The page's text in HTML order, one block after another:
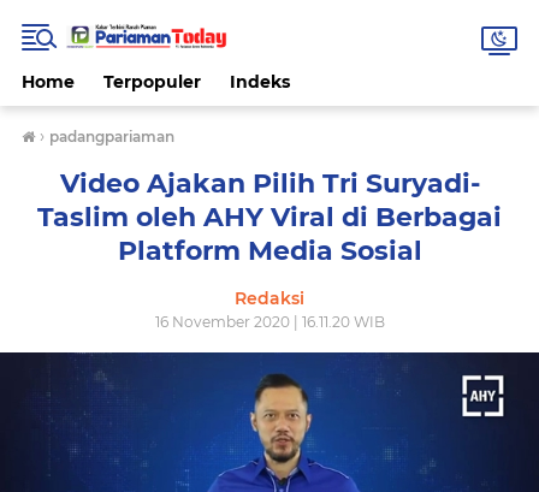
Home Terpopuler Indeks
› padangpariaman
Video Ajakan Pilih Tri Suryadi-
Taslim oleh AHY Viral di Berbagai
Platform Media Sosial
Redaksi
16 November 2020 | 16.11.20 WIB